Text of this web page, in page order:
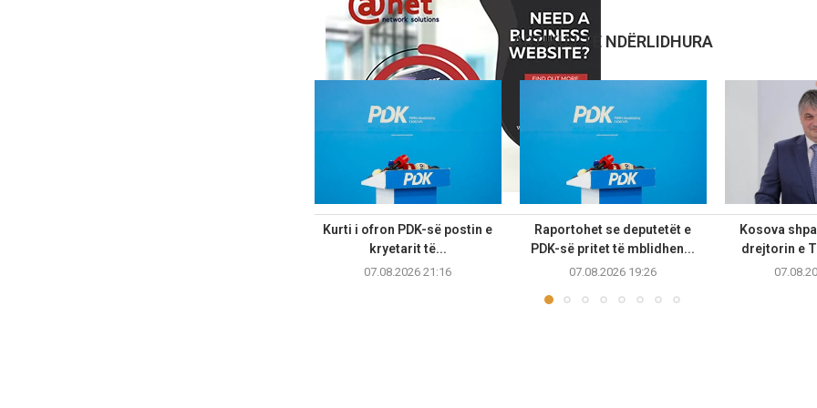
ARTIKUJ TË NDËRLIDHURA
Kurti i ofron PDK-së postin e
kryetarit të...
07.08.2026 21:16
Raportohet se deputetët e
PDK-së pritet të mblidhen...
07.08.2026 19:26
Kosova
drejtorin e